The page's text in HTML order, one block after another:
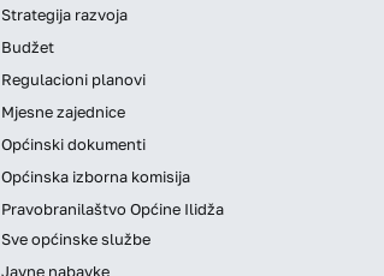
Strategija razvoja
Budžet
Regulacioni planovi
Mjesne zajednice
Općinski dokumenti
Općinska izborna komisija
Pravobranilaštvo Općine Ilidža
Sve općinske službe
Javne nabavke